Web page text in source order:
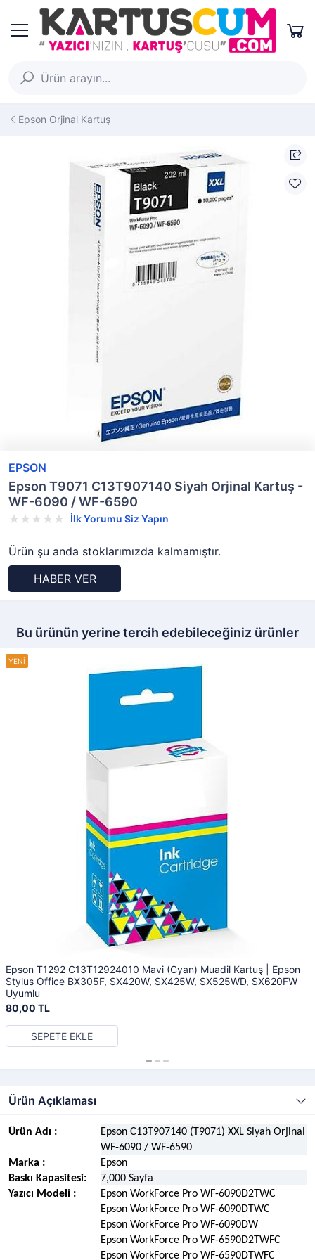
Epson Orjinal Kartuş
EPSON
Epson T9071 C13T907140 Siyah Orjinal Kartuş -
WF-6090 / WF-6590
İlk Yorumu Siz Yapın
Ürün şu anda stoklarımızda kalmamıştır.
HABER VER
Bu ürünün yerine tercih edebileceğiniz ürünler
Epson T1292 C13T12924010 Mavi (Cyan) Muadil Kartuş | Epson
Stylus Office BX305F, SX420W, SX425W, SX525WD, SX620FW
Uyumlu
80,00 TL
SEPETE EKLE
Ürün Açıklaması
Ürün Adı :
Epson C13T907140 (T9071) XXL Siyah Orjinal
WF-6090 / WF-6590
Marka :
Epson
Baskı Kapasitesi:
7,000 Sayfa
Yazıcı Modeli :
Epson WorkForce Pro WF-6090D2TWC
Epson WorkForce Pro WF-6090DTWC
Epson WorkForce Pro WF-6090DW
Epson WorkForce Pro WF-6590D2TWFC
Epson WorkForce Pro WF-6590DTWFC